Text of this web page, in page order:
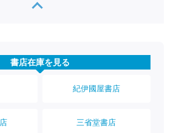
書店在庫を見る
紀伊國屋書店
三省堂書店